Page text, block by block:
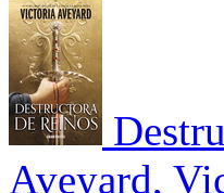
Aveyard,